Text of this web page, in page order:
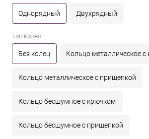
Однорядный Двухрядный
Тип колец:
Без колец Кольцо металлическое
Кольцо металлическое с прищепкой
Кольцо бесшумное с крючком
Кольцо бесшумное с прищепкой